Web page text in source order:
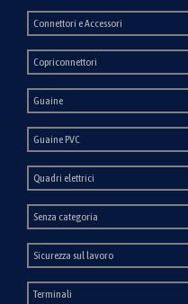
Connettori e Accessori
Copriconnettori
Guaine
Guaine PVC
Quadri elettrici
Senza categoria
Sicurezza sul lavoro
Terminali